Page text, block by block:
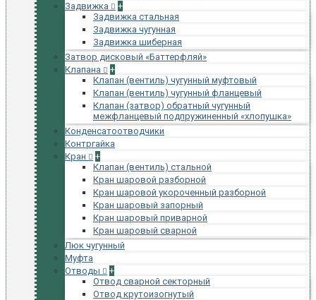
Задвижка
+
Задвижка стальная
Задвижка чугунная
Задвижка шиберная
Затвор дисковый «Баттерфляй»
Клапана
+
Клапан (вентиль) чугунный муфтовый
Клапан (вентиль) чугунный фланцевый
Клапан (затвор) обратный чугунный
межфланцевый подпружиненный «хлопушка»
Конденсатоотводчики
Контргайка
Кран
+
Клапан (вентиль) стальной
Кран шаровой разборной
Кран шаровой укороченный разборной
Кран шаровый запорный
Кран шаровый приварной
Кран шаровый сварной
Люк чугунный
Муфта
Отводы
+
Отвод сварной секторный
Отвод крутоизогнутый